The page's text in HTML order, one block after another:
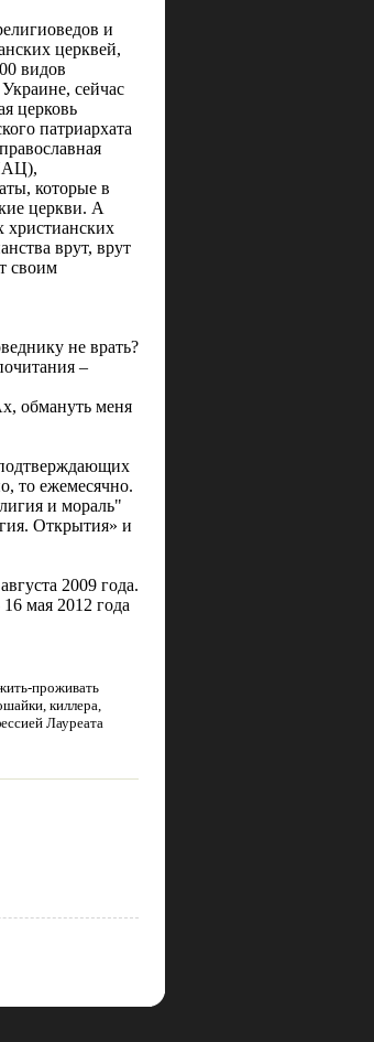
и
церквей,
видов
сейчас
церковь
патриархата
которые в
церкви. А
христианских
врут, врут
своим
не врать?
–
обмануть меня
то ежемесячно.
и мораль"
Открытия» и
2009 года.
мая 2012 года
проживать
киллера,
Лауреата